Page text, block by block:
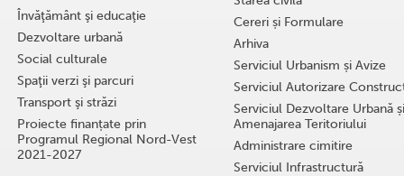
Învăţământ şi educaţie
Dezvoltare urbană
Social culturale
Spaţii verzi şi parcuri
Transport şi străzi
Proiecte finanțate prin
Programul Regional Nord-Vest
2021-2027
Cereri și Formulare
Arhiva
Serviciul Urbanism și Avize
Serviciul Autorizare
Serviciul Dezvoltare Urbană și
Amenajarea Teritoriului
Administrare cimitire
Serviciul Infrastructură